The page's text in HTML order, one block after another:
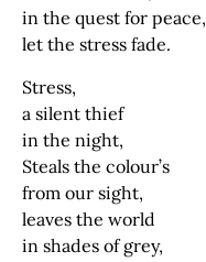
in the quest for peace,
let the stress fade.
Stress,
a silent thief
in the night,
Steals the colour’s
from our sight,
leaves the world
in shades of grey,